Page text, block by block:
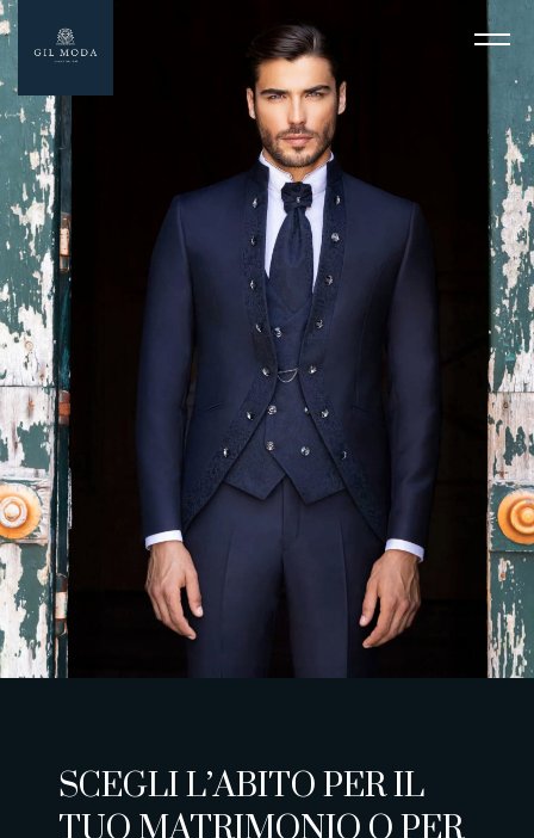
SCEGLI L’ABITO PER IL
TUO MATRIMONIO O PER